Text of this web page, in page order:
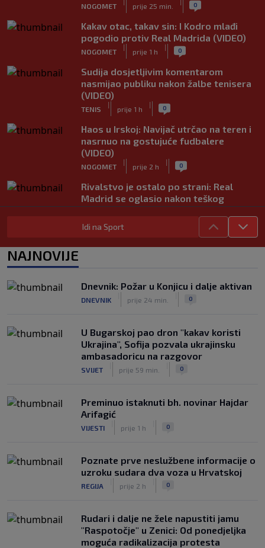
NOGOMET prije 25 min. 0
Kakav otac, takav sin: I Kodro mlađi
pogodio protiv Real Madrida (VIDEO)
NOGOMET
|
prije 1 h
| 0
Sudija dosjetljivim komentarom
nasmijao publiku nakon žalbe tenisera
(VIDEO)
TENIS
|
prije 1 h
| 0
Haos u Irskoj: Navijač utrčao na teren i
nasrnuo na gostujuće fudbalere
(VIDEO)
NOGOMET
|
prije 2 h
| 0
Rivalstvo je ostalo po strani: Real
Madrid se oglasio nakon teškog
gubitka Lionela Messija
NOGOMET
prije 2 h
Infantino nekada poručivao: "Novac
NOGOMET
|
prije 3 h
|
Idi na Sport
NAJNOVIJE
Dnevnik: Požar u Konjicu i dalje aktivan
DNEVNIK prije 24 min. 0
U Bugarskoj pao dron "kakav koristi
Ukrajina", Sofija pozvala ukrajinsku
ambasadoricu na razgovor
SVIJET prije 59 min. 0
Preminuo istaknuti bh. novinar Hajdar
Arifagić
VIJESTI prije 1 h 0
Poznate prve neslužbene informacije o
uzroku sudara dva voza u Hrvatskoj
REGIJA prije 2 h 0
Rudari i dalje ne žele napustiti jamu
"Raspotočje" u Zenici: Od ponedjeljka
moguća radikalizacija protesta